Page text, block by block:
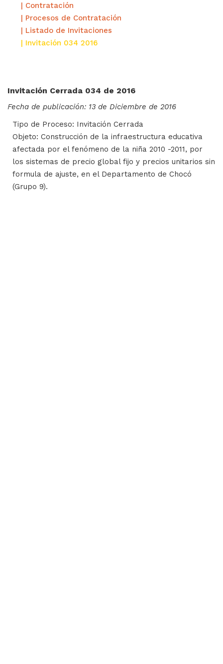
| Contratación
| Procesos de Contratación
| Listado de Invitaciones
| Invitación 034 2016
Invitación Cerrada 034 de 2016
Fecha de publicación: 13 de Diciembre de 2016
Tipo de Proceso: Invitación Cerrada
Objeto: Construcción de la infraestructura educativa
afectada por el fenómeno de la niña 2010 -2011, por
los sistemas de precio global fijo y precios unitarios sin
formula de ajuste, en el Departamento de Chocó
(Grupo 9).